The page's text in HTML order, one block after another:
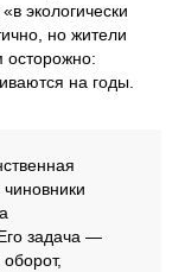
экологически
но жители
осторожно:
на годы.
задача —